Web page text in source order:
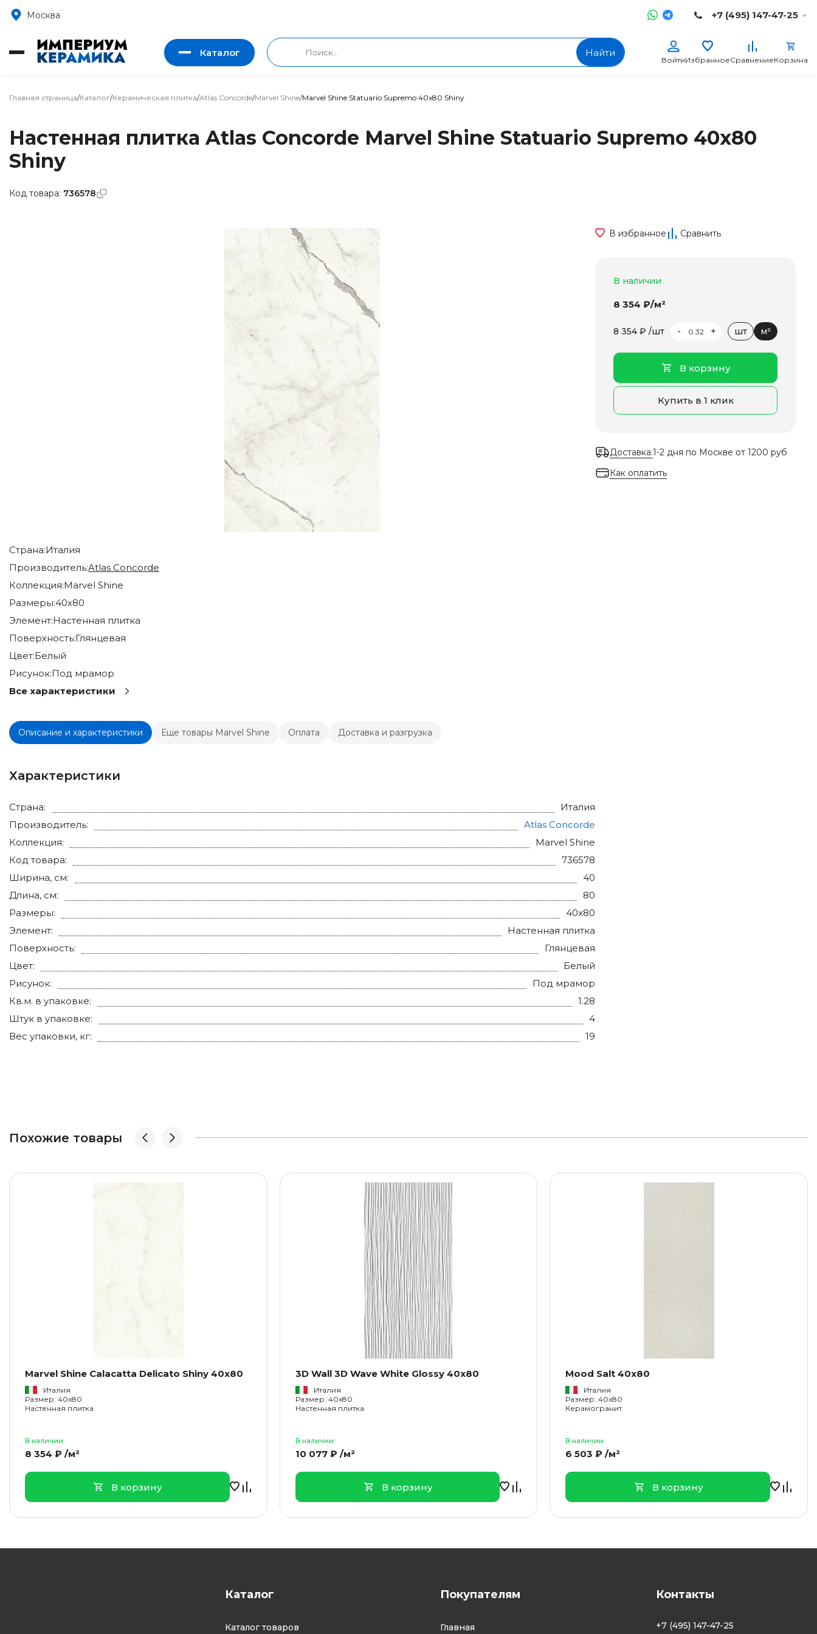
Москва +7 (495) 147-47-25
Каталог Найти
ВойтиИзбранноеСравнениеКорзина
Главная страница/Каталог/Керамическая плитка/Atlas Concorde/Marvel Shine/Marvel Shine Statuario Supremo 40x80 Shiny
Настенная плитка Atlas Concorde Marvel Shine Statuario Supremo 40x80
Shiny
Страна:Италия
Производитель:Atlas Concorde
Коллекция:Marvel Shine
Размеры:40x80
Элемент:Настенная плитка
Поверхность:Глянцевая
Цвет:Белый
Рисунок:Под мрамор
Все характеристики
Описание и характеристики Еще товары Marvel Shine Оплата Доставка и разгрузка
Характеристики
Страна:
Италия
Производитель:
Atlas Concorde
Коллекция:
Marvel Shine
Код товара:
736578
Ширина, см:
40
Длина, см:
80
Размеры:
40x80
Элемент:
Настенная плитка
Поверхность:
Глянцевая
Цвет:
Белый
Рисунок:
Под мрамор
Кв.м. в упаковке:
1.28
Штук в упаковке:
4
Вес упаковки, кг:
19
В избранное Сравнить
В наличии
8 354 ₽/м²
8 354 ₽ /шт - + шт м²
В корзину
Купить в 1 клик
Доставка:1-2 дня по Москве от 1200 руб
Как оплатить
Похожие товары
Marvel Shine Calacatta Delicato Shiny 40x80
Италия
Размер: 40x80
Настенная плитка
В наличии
8 354 ₽ /м²
В корзину
3D Wall 3D Wave White Glossy 40x80
Италия
Размер: 40x80
Настенная плитка
В наличии
10 077 ₽ /м²
В корзину
Mood Salt 40x80
Италия
Размер: 40x80
Керамогранит
В наличии
6 503 ₽ /м²
В корзину
Код товара: 736578
Каталог
Каталог товаров
Покупателям
Главная
Контакты
+7 (495) 147-47-25